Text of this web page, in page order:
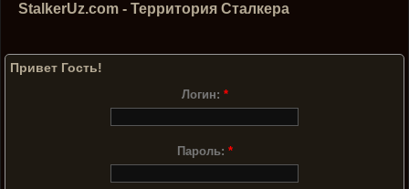
StalkerUz.com - Территория Сталкера
Привет Гость!
Логин: *
Пароль: *